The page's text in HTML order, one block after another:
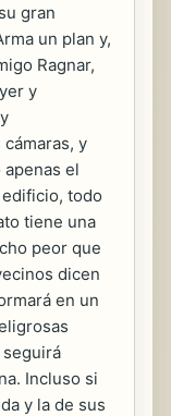
gran
un plan y,
Ragnar,
y
y
apenas el
todo
tiene una
peor que
dicen
en un
Incluso si
y la de sus